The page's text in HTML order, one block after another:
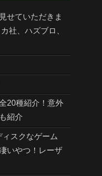
せていただきま
社、ハズブロ、
20種紹介！意外
紹介
ィスクなゲーム
いやつ！レーザ